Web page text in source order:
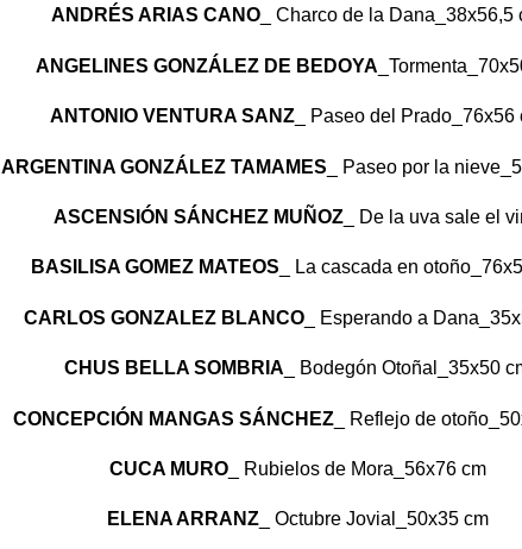
ANDRÉS ARIAS CANO _ Charco de la Dana_38x56,5
ANGELINES GONZÁLEZ DE BEDOYA
ANTONIO VENTURA SANZ _ Paseo del Prado_76x56
ARGENTINA GONZÁLEZ TAMAMES _ Paseo por la
ASCENSIÓN SÁNCHEZ MUÑOZ _ De la uva sale el
BASILISA GOMEZ MATEOS _ La cascada en
CARLOS GONZALEZ BLANCO_ Esperando a
CHUS BELLA SOMBRIA _ Bodegón Otoñal_35x50
CONCEPCIÓN MANGAS SÁNCHEZ _ Reflejo de
CUCA MURO_ Rubielos de Mora_56x76 cm
ELENA ARRANZ_ Octubre Jovial_50x35 cm